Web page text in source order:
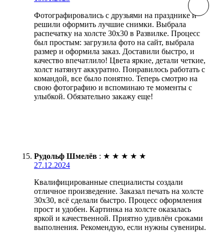
Фотографировались с друзьями на празднике и
решили оформить лучшие снимки. Выбрала
распечатку на холсте 30х30 в Развилке. Процесс
был простым: загрузила фото на сайт, выбрала
размер и оформила заказ. Доставили быстро, и
качество впечатлило! Цвета яркие, детали четкие,
холст натянут аккуратно. Понравилось работать с
командой, все было понятно. Теперь смотрю на
свою фотографию и вспоминаю те моменты с
улыбкой. Обязательно закажу еще!
Рудольф Шмелёв : ★ ★ ★ ★ ★
27.12.2024
Квалифицированные специалисты создали
отличное произведение. Заказал печать на холсте
30х30, всё сделали быстро. Процесс оформления
прост и удобен. Картинка на холсте оказалась
яркой и качественной. Приятно удивлён сроками
выполнения. Рекомендую, если нужны сувениры.